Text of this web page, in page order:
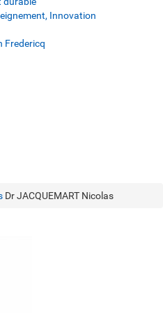
Innovation
Fredericq
Dr JACQUEMART Nicolas